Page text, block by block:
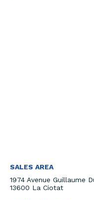
SALES AREA
1974 Avenue Guillaume
13600 La Ciotat